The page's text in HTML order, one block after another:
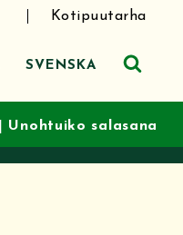
Kotipuutarha
SVENSKA
Unohtuiko salasana